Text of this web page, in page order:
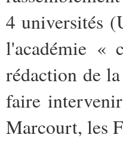
4 universités
l'académie «
rédaction de
faire
Marcourt, les